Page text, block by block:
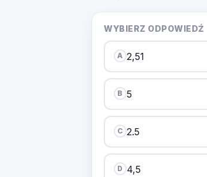
WYBIERZ ODPOWIEDŹ
A 2,51
B 5
C 2.5
D 4,5